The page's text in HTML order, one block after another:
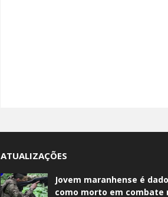
ATUALIZAÇÕES
Jovem maranhense é dado
como morto em combate